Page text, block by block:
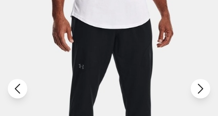
Giriş Yap
Giriş Sayfasına Dön
Zaten hesabın var mı? Giriş yap